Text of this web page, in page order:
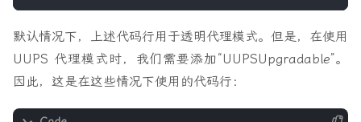
默认情况下，上述代码行用于透明代理模式。但是，在使用
UUPS 代理模式时，我们需要添加“UUPSUpgradable”。
因此，这是在这些情况下使用的代码行：